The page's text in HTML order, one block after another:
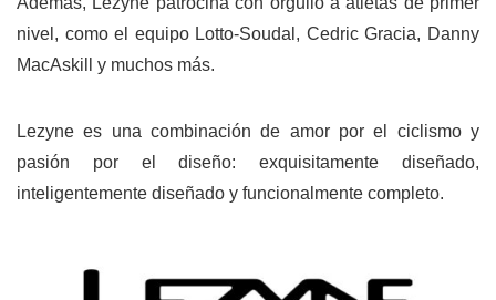
nivel, como el equipo Lotto-Soudal, Cedric Gracia, Danny
MacAskill y muchos más.
Lezyne es una combinación de amor por el ciclismo y
pasión por el diseño: exquisitamente diseñado,
inteligentemente diseñado y funcionalmente completo.